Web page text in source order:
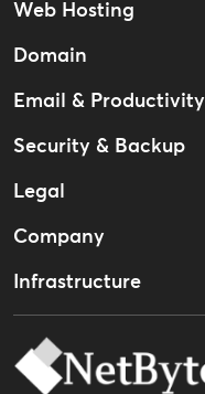
Web Hosting
Domain
Email & Productivity
Security & Backup
Legal
Company
Infrastructure